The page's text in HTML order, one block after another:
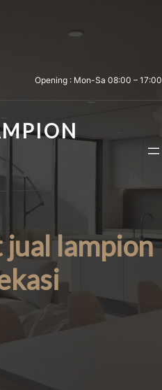
Opening : Mon-Sa 08:00 – 17:00
lampion